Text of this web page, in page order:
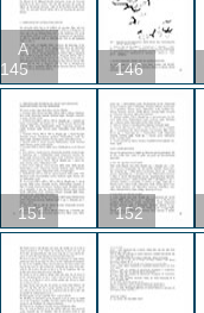
A
145
146
151 152